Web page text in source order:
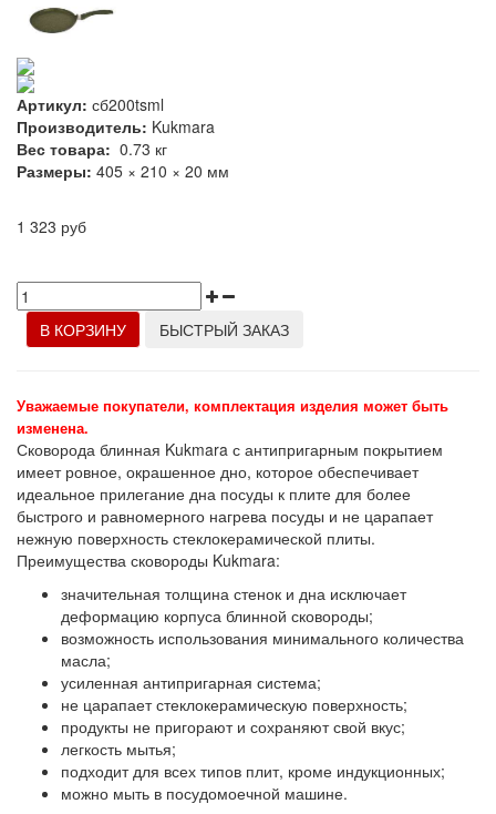
Артикул: сб200tsml
Производитель: Kukmara
Вес товара: 0.73 кг
Размеры: 405 × 210 × 20 мм
1 323 руб
В КОРЗИНУ БЫСТРЫЙ ЗАКАЗ
Уважаемые покупатели, комплектация изделия может быть
изменена.
Сковорода блинная Kukmara с антипригарным покрытием
имеет ровное, окрашенное дно, которое обеспечивает
идеальное прилегание дна посуды к плите для более
быстрого и равномерного нагрева посуды и не царапает
нежную поверхность стеклокерамической плиты.
Преимущества сковороды Kukmara:
значительная толщина стенок и дна исключает
деформацию корпуса блинной сковороды;
возможность использования минимального количества
масла;
усиленная антипригарная система;
не царапает стеклокерамическую поверхность;
продукты не пригорают и сохраняют свой вкус;
легкость мытья;
подходит для всех типов плит, кроме индукционных;
можно мыть в посудомоечной машине.